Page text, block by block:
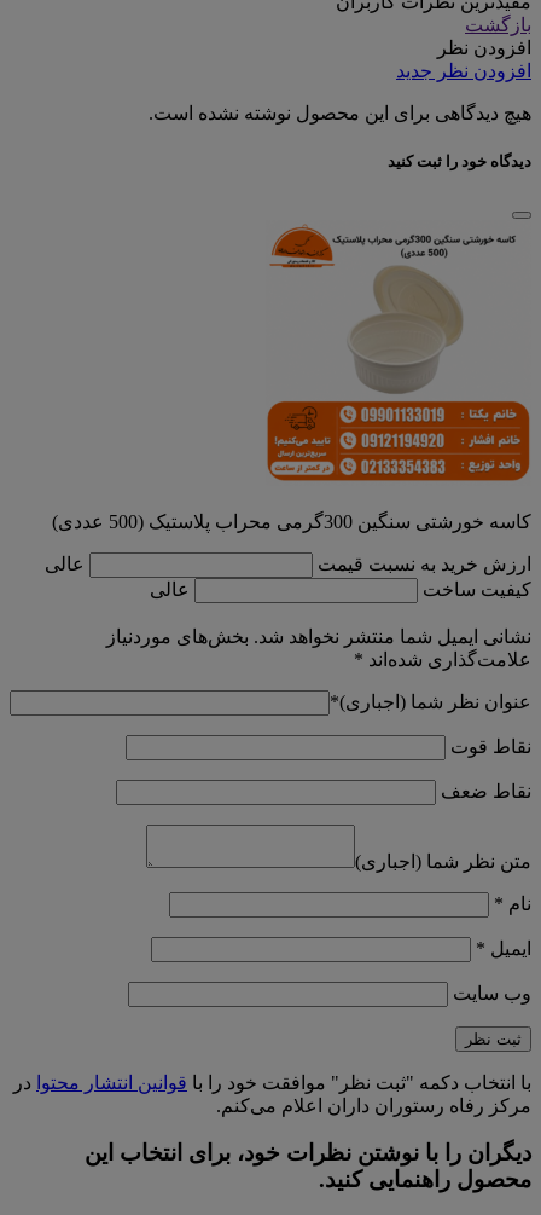
بازگشت
افزودن نظر
افزودن نظر جدید
هیچ دیدگاهی برای این محصول نوشته نشده است.
دیدگاه خود را ثبت کنید
کاسه خورشتی سنگین 300گرمی محراب پلاستیک (500 عددی)
ارزش خرید به نسبت قیمت
عالی
کیفیت ساخت
عالی
نشانی ایمیل شما منتشر نخواهد شد. بخش‌های موردنیاز
علامت‌گذاری شده‌اند *
عنوان نظر شما (اجباری)*
نقاط قوت
نقاط ضعف
متن نظر شما (اجباری)
نام *
ایمیل *
وب‌ سایت
با انتخاب دکمه "ثبت نظر" موافقت خود را با قوانین انتشار محتوا در
مرکز رفاه رستوران داران اعلام می‌کنم.
دیگران را با نوشتن نظرات خود، برای انتخاب این
محصول راهنمایی کنید.